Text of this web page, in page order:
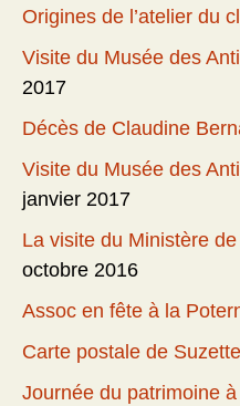
Origines de l’atelier du
Visite du Musée des
2017
Décès de Claudine
Visite du Musée des
janvier 2017
La visite du Ministère
octobre 2016
Assoc en fête à la
Carte postale de
Journée du patrimoine